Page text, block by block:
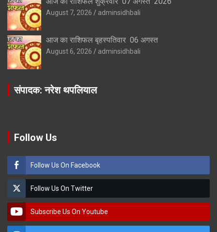
August 7, 2026 adminsidhbali
आज का राशिफल बृहस्पतिवार 06 अगस्त
August 6, 2026 adminsidhbali
संपादक: नरेश थपलियाल
Follow Us
Follow Us On Facebook
Follow Us On Twitter
Subscribe Us On Youtube